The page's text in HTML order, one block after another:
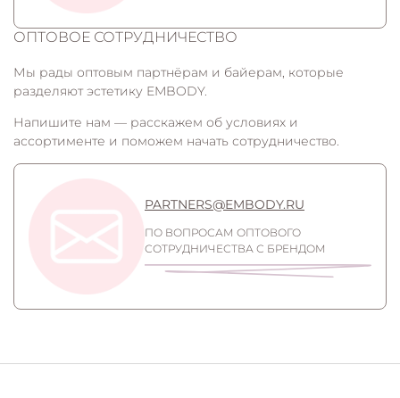
PARTNERS@EMBODY.RU
ПО ВОПРОСАМ ОПТОВОГО
СОТРУДНИЧЕСТВА С БРЕНДОМ
ОПТОВОЕ СОТРУДНИЧЕСТВО
Мы рады оптовым партнёрам и байерам, которые
разделяют эстетику EMBODY.
Напишите нам — расскажем об условиях и
ассортименте и поможем начать сотрудничество.